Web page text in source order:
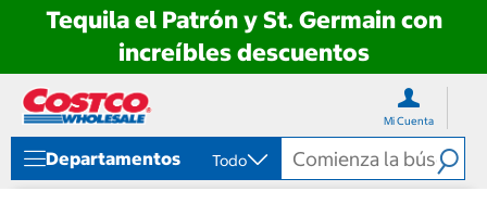
Tequila el Patrón y St. Germain con
increíbles descuentos
directo
contenido
directo
menú
navegación
Mi Cuenta
Departamentos Todo